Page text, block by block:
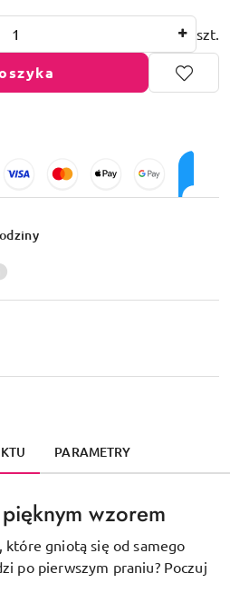
szt.
PARAMETRY
wzorem
które gniotą się od samego
po pierwszym praniu? Poczuj